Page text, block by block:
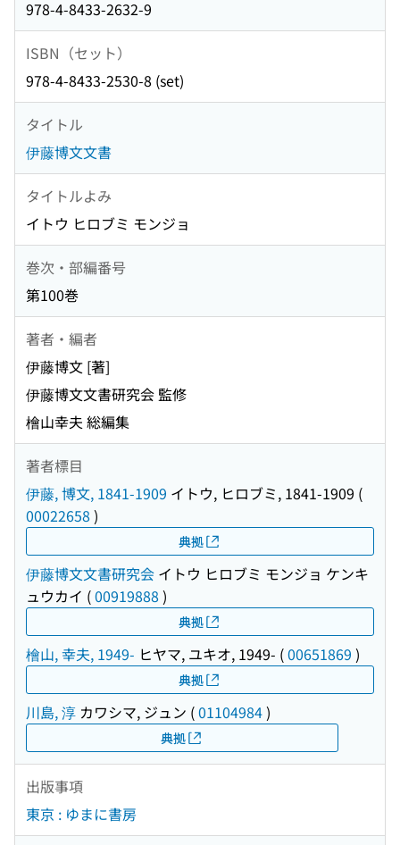
978-4-8433-2632-9
ISBN（セット）
978-4-8433-2530-8 (set)
タイトル
伊藤博文文書
タイトルよみ
イトウ ヒロブミ モンジョ
巻次・部編番号
第100巻
著者・編者
伊藤博文 [著]
伊藤博文文書研究会 監修
檜山幸夫 総編集
著者標目
伊藤, 博文, 1841-1909 イトウ, ヒロブミ, 1841-1909 (
00022658 )
典拠
伊藤博文文書研究会 イトウ ヒロブミ モンジョ ケンキ
ュウカイ (00919888 )
典拠
檜山, 幸夫, 1949- ヒヤマ, ユキオ, 1949- (00651869 )
典拠
川島, 淳 カワシマ, ジュン (01104984)
典拠
出版事項
東京 : ゆまに書房